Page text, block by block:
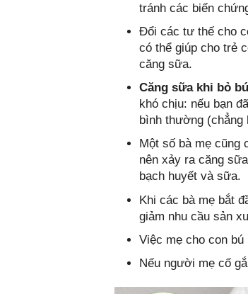
tránh các biến
Đổi các tư thế cho
có thể giúp cho trẻ
căng sữa.
Căng sữa khi bỏ bú
khó chịu: nếu bạn
bình thường (chẳng
Một số bà mẹ cũng
nên xảy ra căng
bạch huyết và sữa.
Khi các bà mẹ bắt
giảm nhu cầu sản
Việc mẹ cho con
Nếu người mẹ cố